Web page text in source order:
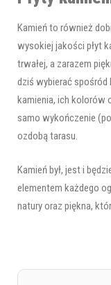
Kamień to również
wysokiej jakości płyt
trwałej, a zarazem
dziś wybierać spośród
kamienia, ich kolorów
samo wykończenie
ozdobą tarasu.
Kamień był, jest i
elementem każdego
natury oraz piękna,